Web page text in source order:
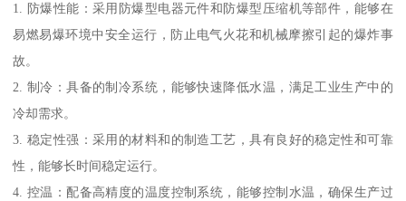
1. 防爆性能：采用防爆型电器元件和防爆型压缩机等部件，能够在
易燃易爆环境中安全运行，防止电气火花和机械摩擦引起的爆炸事
故。
2. 制冷：具备的制冷系统，能够快速降低水温，满足工业生产中的
冷却需求。
3. 稳定性强：采用的材料和的制造工艺，具有良好的稳定性和可靠
性，能够长时间稳定运行。
4. 控温：配备高精度的温度控制系统，能够控制水温，确保生产过